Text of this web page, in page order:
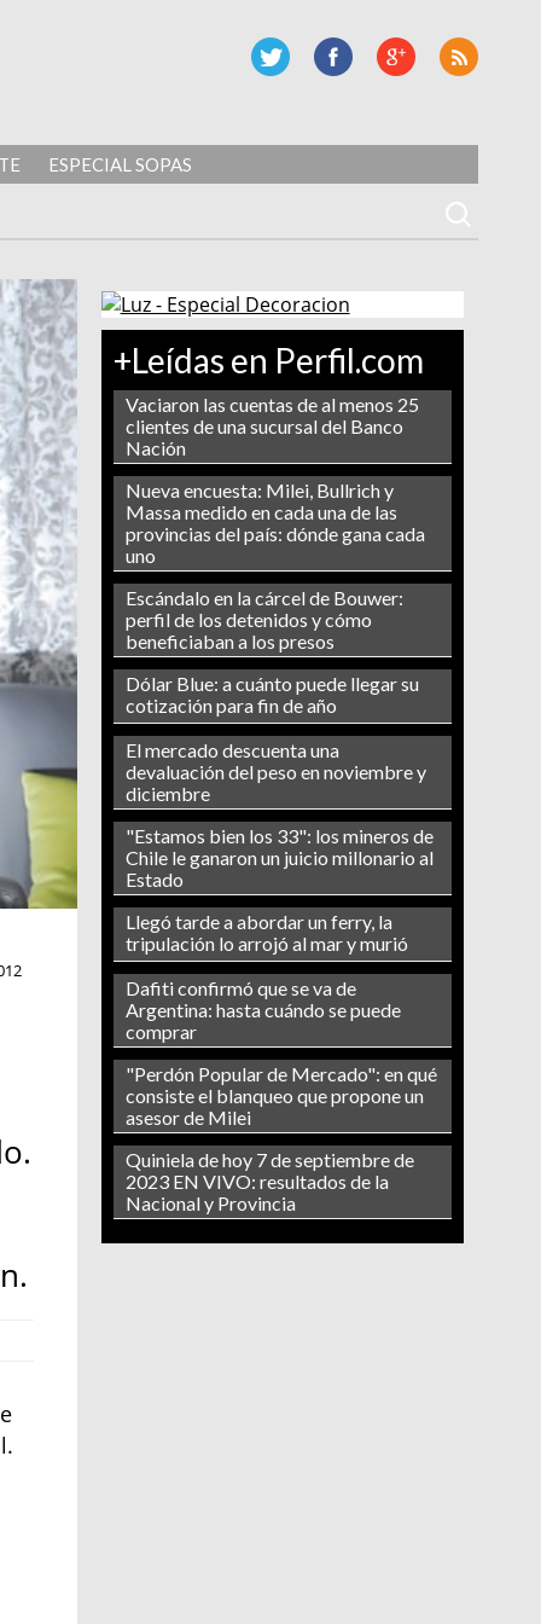
ESPECIAL SOPAS
+Leídas en Perfil.com
Vaciaron las cuentas de al menos 25
clientes de una sucursal del Banco
Nación
Nueva encuesta: Milei, Bullrich y
Massa medido en cada una de las
provincias del país: dónde gana cada
uno
Escándalo en la cárcel de Bouwer:
perfil de los detenidos y cómo
beneficiaban a los presos
Dólar Blue: a cuánto puede llegar su
cotización para fin de año
El mercado descuenta una
devaluación del peso en noviembre y
diciembre
"Estamos bien los 33": los mineros de
Chile le ganaron un juicio millonario al
Estado
Llegó tarde a abordar un ferry, la
tripulación lo arrojó al mar y murió
Dafiti confirmó que se va de
Argentina: hasta cuándo se puede
comprar
"Perdón Popular de Mercado": en qué
consiste el blanqueo que propone un
asesor de Milei
Quiniela de hoy 7 de septiembre de
2023 EN VIVO: resultados de la
Nacional y Provincia